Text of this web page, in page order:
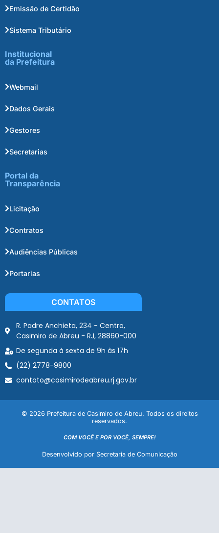
Emissão de Certidão
Sistema Tributário
Institucional
da Prefeitura
Webmail
Dados Gerais
Gestores
Secretarias
Portal da
Transparência
Licitação
Contratos
Audiências Públicas
Portarias
CONTATOS
R. Padre Anchieta, 234 - Centro,
Casimiro de Abreu - RJ, 28860-000
De segunda à sexta de 9h às 17h
(22) 2778-9800
contato@casimirodeabreu.rj.gov.br
© 2026 Prefeitura de Casimiro de Abreu. Todos os direitos
reservados.
COM VOCÊ E POR VOCÊ, SEMPRE!
Desenvolvido por Secretaria de Comunicação